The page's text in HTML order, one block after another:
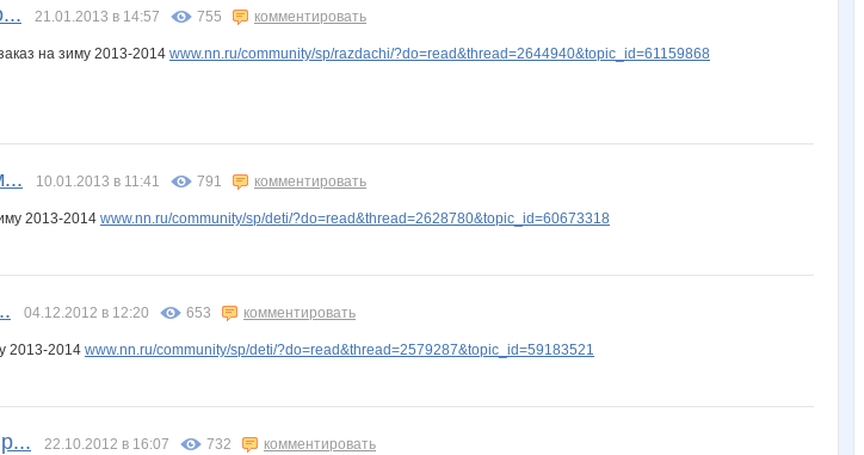
21.01.2013 в 14:57 755 комментировать
на зиму 2013-2014 www.nn.ru/community/sp/razdachi/?do=read&thread=2644940&topic_id=61159868
10.01.2013 в 11:41 791 комментировать
2013-2014 www.nn.ru/community/sp/deti/?do=read&thread=2628780&topic_id=60673318
04.12.2012 в 12:20 653 комментировать
2013-2014 www.nn.ru/community/sp/deti/?do=read&thread=2579287&topic_id=59183521
22.10.2012 в 16:07 732 комментировать